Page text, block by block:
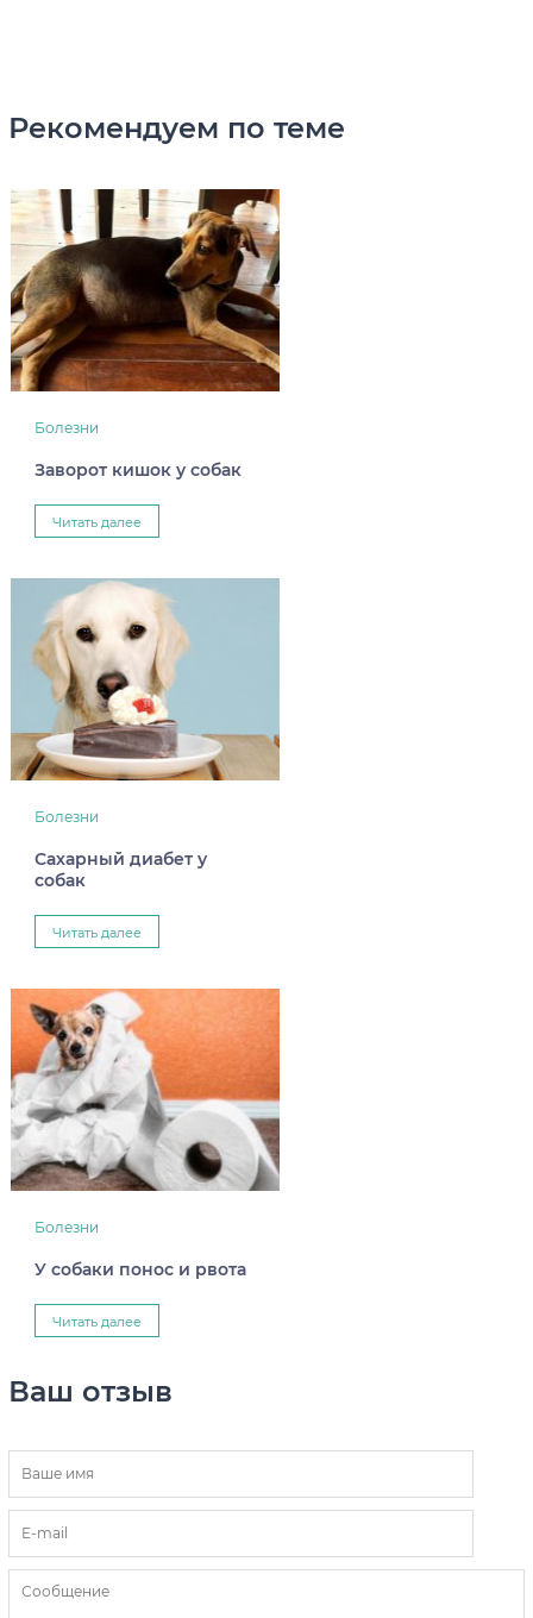
Рекомендуем по теме
Болезни
Заворот кишок у собак
Читать далее
Болезни
Сахарный диабет у
собак
Читать далее
Болезни
У собаки понос и рвота
Читать далее
Ваш отзыв